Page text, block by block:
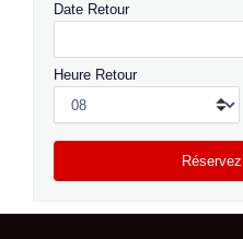
Date Retour
Heure Retour